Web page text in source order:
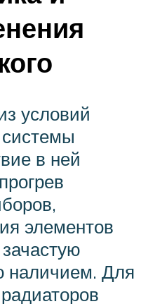
условий
в ней
элементов
наличием. Для